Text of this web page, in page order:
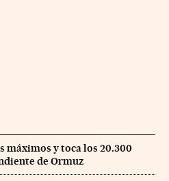
máximos y toca los 20.300
de Ormuz